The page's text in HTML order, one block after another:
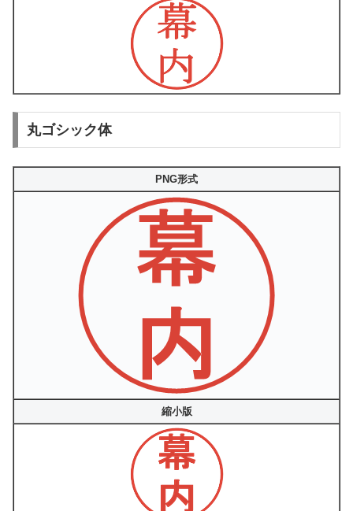
丸ゴシック体
PNG形式
縮小版